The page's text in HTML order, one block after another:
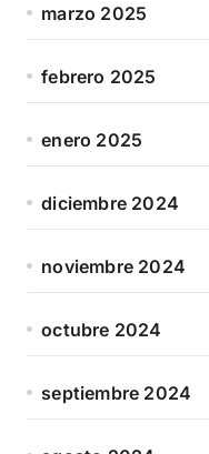
marzo 2025
febrero 2025
enero 2025
diciembre 2024
noviembre 2024
octubre 2024
septiembre 2024